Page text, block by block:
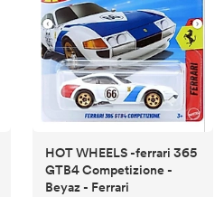
HOT WHEELS -ferrari 365
GTB4 Competizione -
Beyaz - Ferrari